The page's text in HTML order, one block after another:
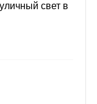
свет в